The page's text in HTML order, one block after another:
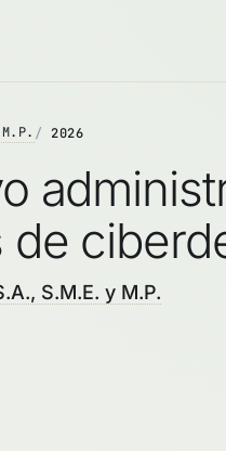
2026
S.M.E. y M.P.